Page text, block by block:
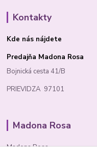
Kontakty
Kde nás nájdete
Predajňa Madona Rosa
Bojnická cesta 41/B
PRIEVIDZA 97101
Madona Rosa
Madona Rosa